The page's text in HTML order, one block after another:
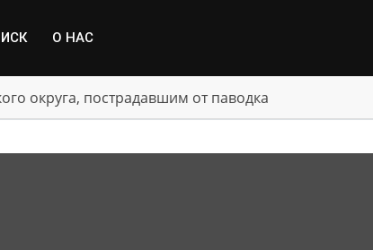
О НАС
округа, пострадавшим от паводка